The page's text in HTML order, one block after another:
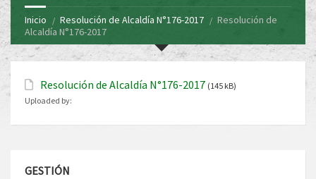
Inicio Resolución de Alcaldía N°176-2017
Resolución de
Alcaldía N°176-2017
Resolución de Alcaldía N°176-2017 (145 kB)
Uploaded by:
GESTIÓN